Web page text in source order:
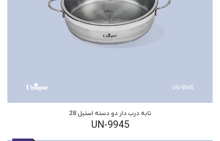
تابه درب دار دو دسته استیل 28
UN-9945